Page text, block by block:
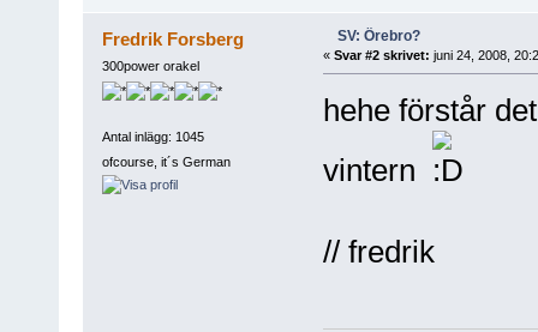
Fredrik Forsberg
300power orakel
Antal inlägg: 1045
ofcourse, it´s German
SV: Örebro?
« Svar #2 skrivet: juni 24, 2008,
hehe förstår
vintern
// fredrik